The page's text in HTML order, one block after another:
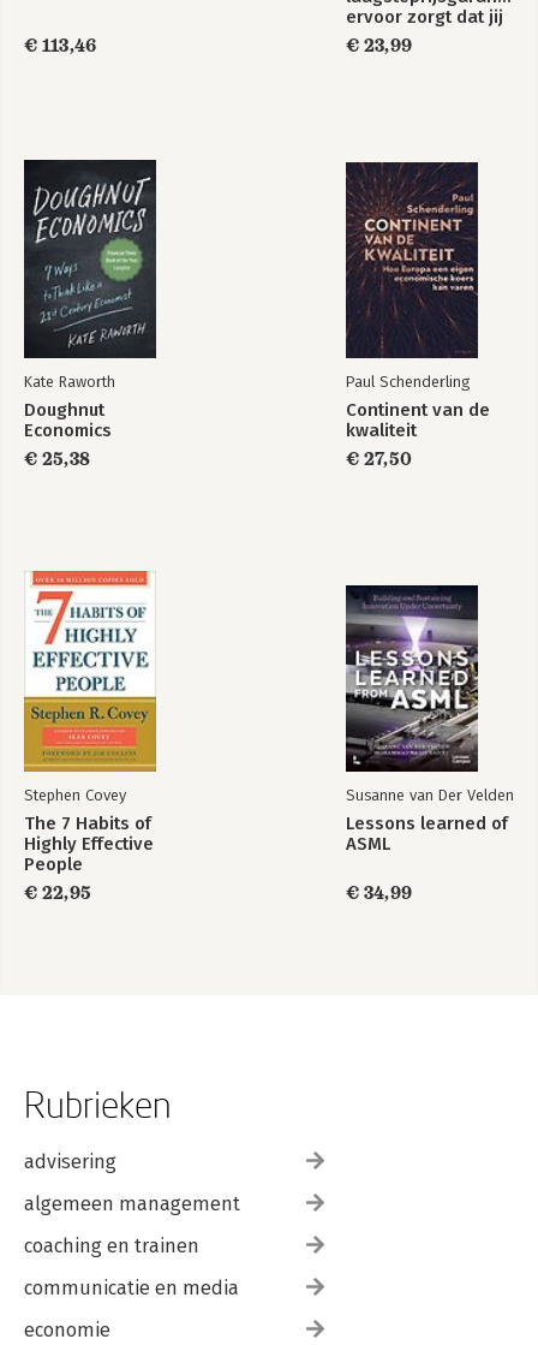
€ 113,46
ervoor zorgt dat jij
te veel betaalt
€ 23,99
Kate Raworth
Doughnut
Economics
€ 25,38
Paul Schenderling
Continent van de
kwaliteit
€ 27,50
Stephen Covey
The 7 Habits of
Highly Effective
People
€ 22,95
Susanne van Der Velden
Lessons learned of
ASML
€ 34,99
Rubrieken
advisering
algemeen management
coaching en trainen
communicatie en media
economie